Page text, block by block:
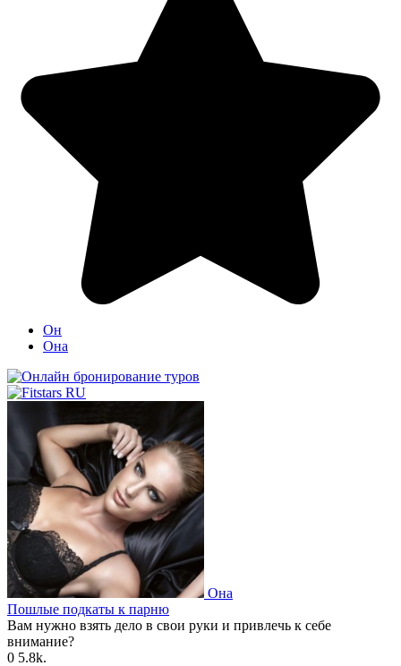
Он
Она
Она
Пошлые подкаты к парню
Вам нужно взять дело в свои руки и привлечь к себе
внимание?
0 5.8k.